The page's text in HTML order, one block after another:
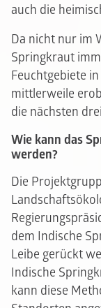
auch die
Da nicht nur im
Springkraut
Feuchtgebiete
mittlerweile
die nächsten
Wie kann das
werden?
Die
dem Indische
Leibe gerückt
Indische
kann diese